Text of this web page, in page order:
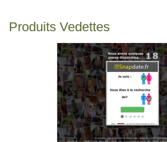
Produits Vedettes